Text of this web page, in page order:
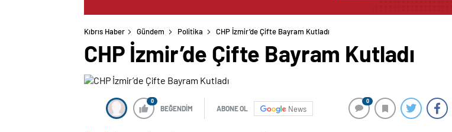
Kıbrıs Haber Gündem Politika CHP İzmir’de Çifte Bayram Kutladı
CHP İzmir’de Çifte Bayram Kutladı
0
BEĞENDİM ABONE OL News
0